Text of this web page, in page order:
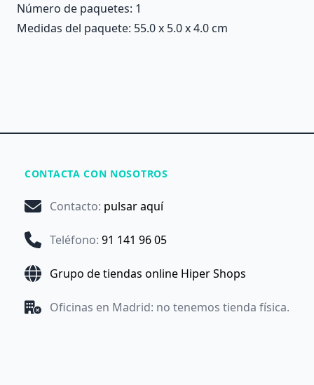
Número de paquetes: 1
Medidas del paquete: 55.0 x 5.0 x 4.0 cm
CONTACTA CON NOSOTROS
Contacto: pulsar aquí
Teléfono: 91 141 96 05
Grupo de tiendas online Hiper Shops
Oficinas en Madrid: no tenemos tienda física.